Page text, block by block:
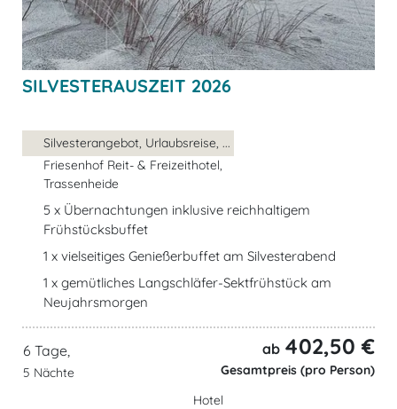
SILVESTERAUSZEIT 2026
Silvesterangebot, Urlaubsreise, ...
Friesenhof Reit- & Freizeithotel,
Trassenheide
5 x Übernachtungen inklusive reichhaltigem
Frühstücksbuffet
1 x vielseitiges Genießerbuffet am Silvesterabend
1 x gemütliches Langschläfer-Sektfrühstück am
Neujahrsmorgen
6 Tage,
5 Nächte
ab 402,50 €
Gesamtpreis (pro Person)
Hotel